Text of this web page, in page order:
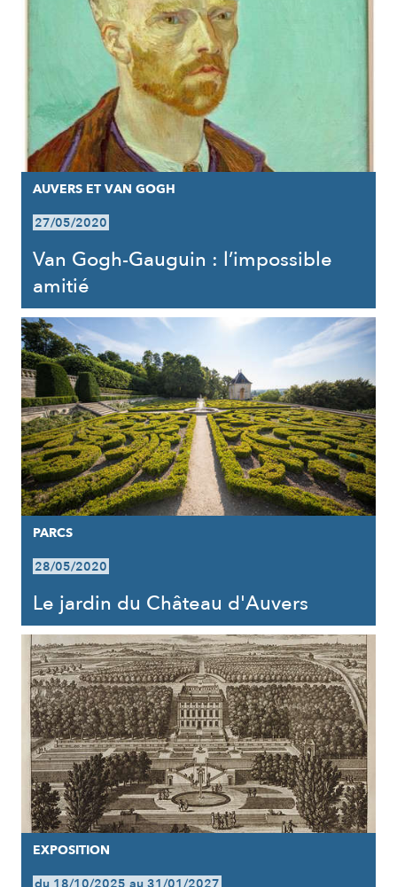
AUVERS ET VAN GOGH
27/05/2020
Van Gogh-Gauguin : l’impossible
amitié
PARCS
28/05/2020
Le jardin du Château d'Auvers
EXPOSITION